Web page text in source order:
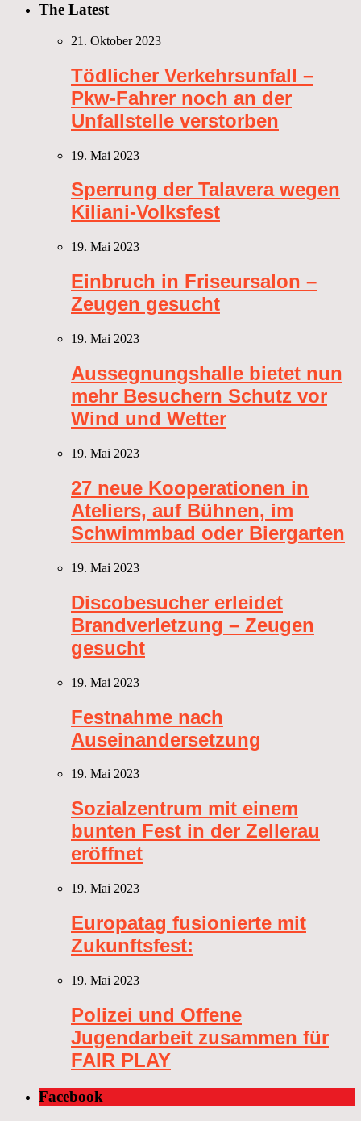
The Latest
21. Oktober 2023
Tödlicher Verkehrsunfall –
Pkw-Fahrer noch an der
Unfallstelle verstorben
19. Mai 2023
Sperrung der Talavera wegen
Kiliani-Volksfest
19. Mai 2023
Einbruch in Friseursalon –
Zeugen gesucht
19. Mai 2023
Aussegnungshalle bietet nun
mehr Besuchern Schutz vor
Wind und Wetter
19. Mai 2023
27 neue Kooperationen in
Ateliers, auf Bühnen, im
Schwimmbad oder Biergarten
19. Mai 2023
Discobesucher erleidet
Brandverletzung – Zeugen
gesucht
19. Mai 2023
Festnahme nach
Auseinandersetzung
19. Mai 2023
Sozialzentrum mit einem
bunten Fest in der Zellerau
eröffnet
19. Mai 2023
Europatag fusionierte mit
Zukunftsfest:
19. Mai 2023
Polizei und Offene
Jugendarbeit zusammen für
FAIR PLAY
Facebook